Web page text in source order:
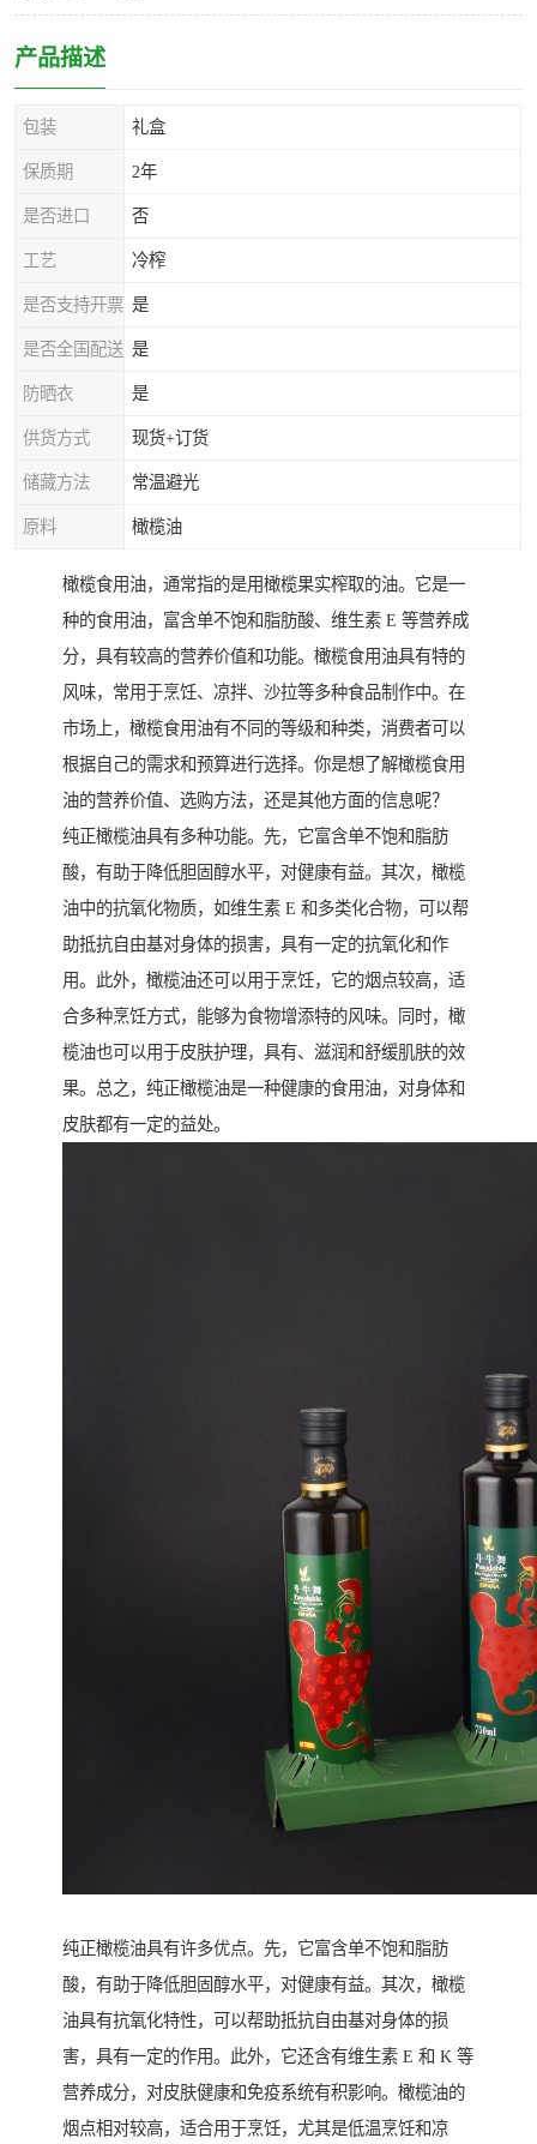
产品描述
包装 礼盒
保质期 2年
是否进口 否
工艺 冷榨
是否支持开票 是
是否全国配送 是
防晒衣 是
供货方式 现货+订货
储藏方法 常温避光
原料 橄榄油
橄榄食用油，通常指的是用橄榄果实榨取的油。它是一
种的食用油，富含单不饱和脂肪酸、维生素 E 等营养成
分，具有较高的营养价值和功能。橄榄食用油具有特的
风味，常用于烹饪、凉拌、沙拉等多种食品制作中。在
市场上，橄榄食用油有不同的等级和种类，消费者可以
根据自己的需求和预算进行选择。你是想了解橄榄食用
油的营养价值、选购方法，还是其他方面的信息呢？
纯正橄榄油具有多种功能。先，它富含单不饱和脂肪
酸，有助于降低胆固醇水平，对健康有益。其次，橄榄
油中的抗氧化物质，如维生素 E 和多类化合物，可以帮
助抵抗自由基对身体的损害，具有一定的抗氧化和作
用。此外，橄榄油还可以用于烹饪，它的烟点较高，适
合多种烹饪方式，能够为食物增添特的风味。同时，橄
榄油也可以用于皮肤护理，具有、滋润和舒缓肌肤的效
果。总之，纯正橄榄油是一种健康的食用油，对身体和
皮肤都有一定的益处。
纯正橄榄油具有许多优点。先，它富含单不饱和脂肪
酸，有助于降低胆固醇水平，对健康有益。其次，橄榄
油具有抗氧化特性，可以帮助抵抗自由基对身体的损
害，具有一定的作用。此外，它还含有维生素 E 和 K 等
营养成分，对皮肤健康和免疫系统有积影响。橄榄油的
烟点相对较高，适合用于烹饪，尤其是低温烹饪和凉